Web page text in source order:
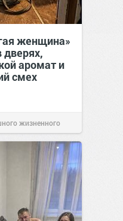
женщина»
аромат и
смех
жизненного